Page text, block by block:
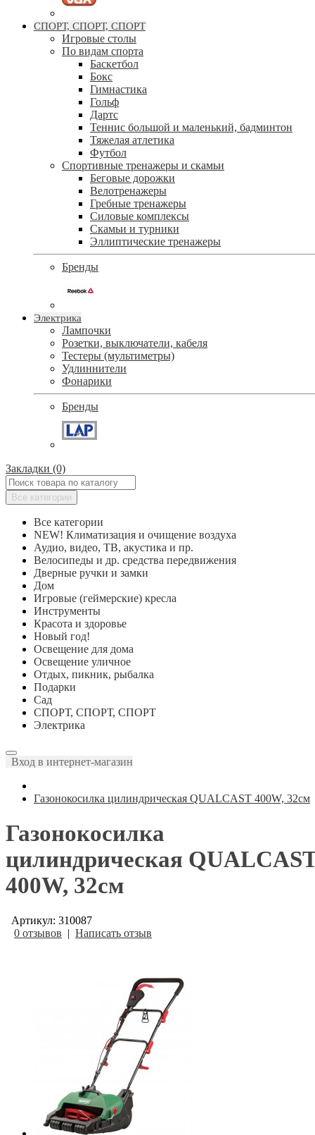
СПОРТ, СПОРТ, СПОРТ
Игровые столы
По видам спорта
Баскетбол
Бокс
Гимнастика
Гольф
Дартс
Теннис большой и маленький, бадминтон
Тяжелая атлетика
Футбол
Спортивные тренажеры и скамьи
Беговые дорожки
Велотренажеры
Гребные тренажеры
Силовые комплексы
Скамьи и турники
Эллиптические тренажеры
Бренды
Электрика
Лампочки
Розетки, выключатели, кабеля
Тестеры (мультиметры)
Удлиннители
Фонарики
Бренды
Закладки (0)
Все категории
Все категории
NEW! Климатизация и очищение воздуха
Аудио, видео, ТВ, акустика и пр.
Велосипеды и др. средства передвижения
Дверные ручки и замки
Дом
Игровые (геймерские) кресла
Инструменты
Красота и здоровье
Новый год!
Освещение для дома
Освещение уличное
Отдых, пикник, рыбалка
Подарки
Сад
СПОРТ, СПОРТ, СПОРТ
Электрика
Вход в интернет-магазин
Газонокосилка цилиндрическая QUALCAST 400W, 32см
Газонокосилка
цилиндрическая
400W, 32см
Артикул: 310087
0 отзывов | Написать отзыв